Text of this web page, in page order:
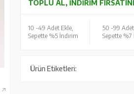
TOPLU AL, İNDIRIM
10 -49 Adet Ekle,
Sepette %5 İndirim
50 -99
Sepette
Ürün Etiketleri: